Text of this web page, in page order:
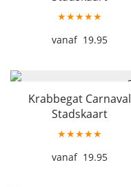
★★★★★
19.95
Krabbegat Carnaval
Stadskaart
★★★★★
19.95